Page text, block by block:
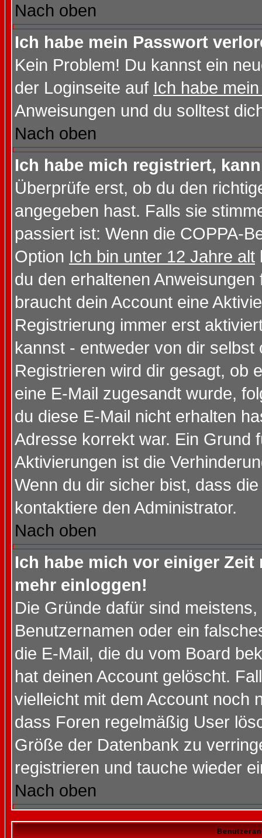
Nach oben
Ich habe mein Passwort
Kein Problem! Du kannst ein
der Loginseite auf Ich habe
Anweisungen und du solltest
Nach oben
Ich habe mich registriert,
Überprüfe erst, ob du den
angegeben hast. Falls sie
passiert ist: Wenn die COPPA-
Option Ich bin unter 12 Jahre alt
du den erhaltenen
braucht dein Account eine
Registrierung immer erst
kannst - entweder von dir selbst
Registrieren wird dir gesagt, ob
eine E-Mail zugesandt wurde,
du diese E-Mail nicht erhalten
Adresse korrekt war. Ein Grund
Aktivierungen ist die
Wenn du dir sicher bist, dass
kontaktiere den Administrator.
Nach oben
Ich habe mich vor einiger
mehr einloggen!
Die Gründe dafür sind
Benutzernamen oder ein
die E-Mail, die du vom Board
hat deinen Account gelöscht.
vielleicht mit dem Account noch
dass Foren regelmäßig User
Größe der Datenbank zu
registrieren und tauche wieder
Nach oben